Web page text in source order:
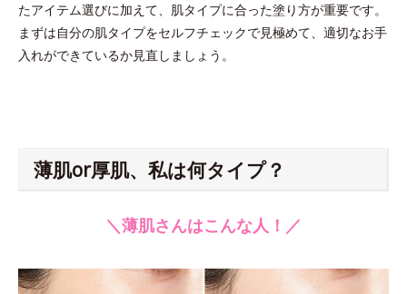
たアイテム選びに加えて、肌タイプに合った塗り方が重要です。
まずは自分の肌タイプをセルフチェックで見極めて、適切なお手
入れができているか見直しましょう。
薄肌or厚肌、私は何タイプ？
＼薄肌さんはこんな人！／